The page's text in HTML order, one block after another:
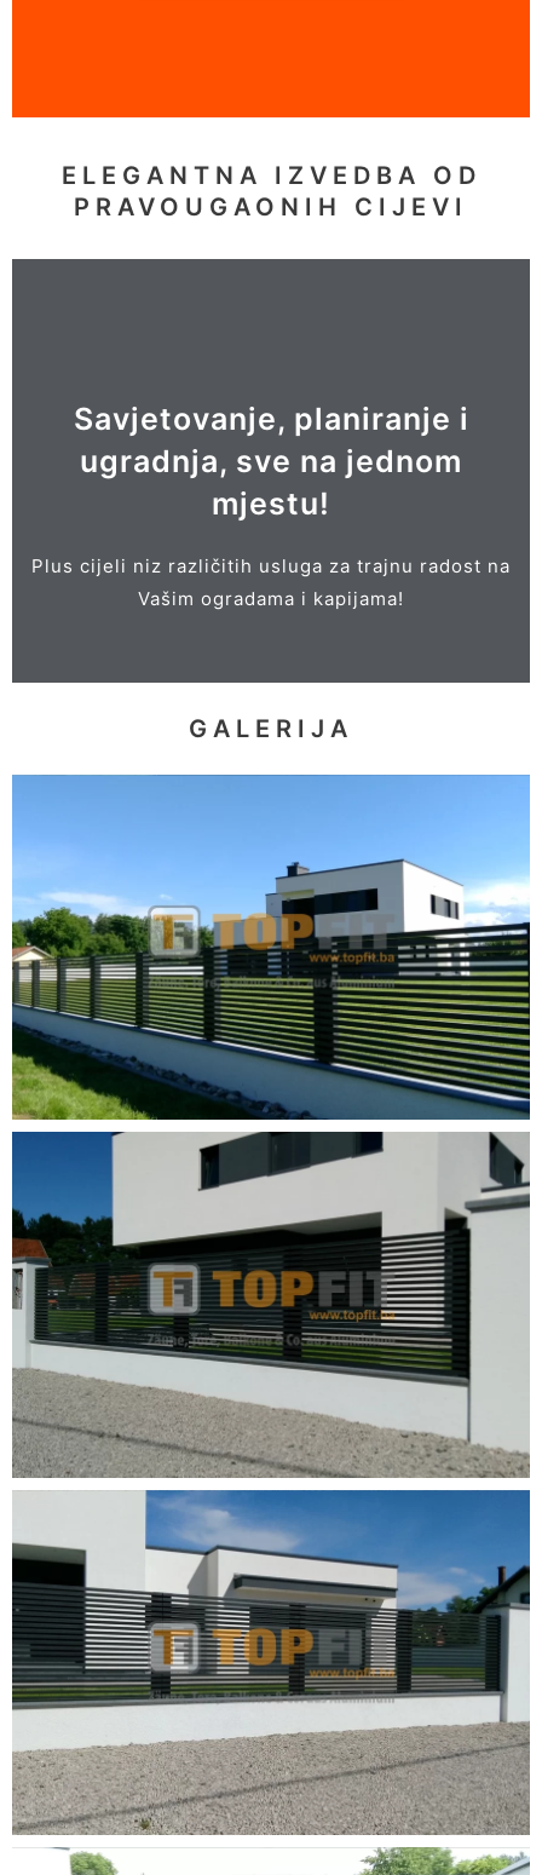
ELEGANTNA IZVEDBA OD
PRAVOUGAONIH CIJEVI
Savjetovanje, planiranje i
ugradnja, sve na jednom
mjestu!
Plus cijeli niz različitih usluga za trajnu radost na
Vašim ogradama i kapijama!
POŠTANSKA SANDUČAD,
INTERFONI, ELEKTROMOTORI,
BOKSOVI ZA KANTE OD SMEĆA
i dr.
Veliki izbor dodatne opreme i pribora!
GALERIJA